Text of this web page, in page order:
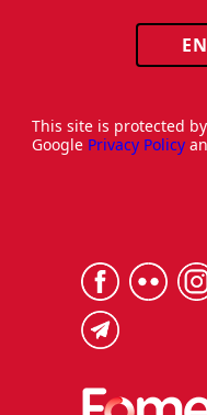
This site is protected
Google Privacy Policy